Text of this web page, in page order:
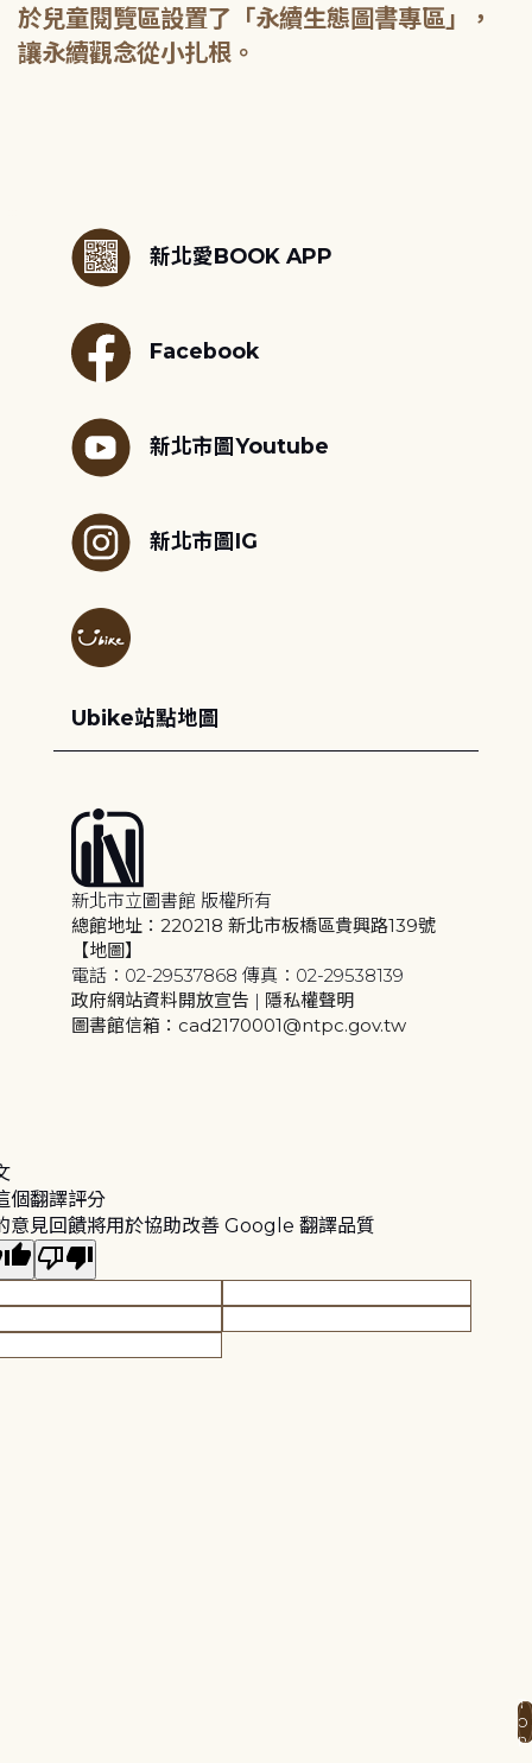
於兒童閱覽區設置了「永續生態圖書專區」，
新北愛BOOK APP
Facebook
新北市圖Youtube
新北市圖IG
Ubike站點地圖
新北市立圖書館 版權所有
總館地址：220218 新北市板橋區貴興路139號
【地圖】
電話：02-29537868 傳真：02-29538139
政府網站資料開放宣告 | 隱私權聲明
圖書館信箱：cad2170001@ntpc.gov.tw
個翻譯評分
意見回饋將用於協助改善 Google 翻譯品質